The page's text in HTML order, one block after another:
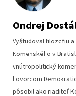
Ondrej
Vyštudoval filozofiu
Komenského v
vnútropolitický
hovorcom
pôsobil ako riaditeľ